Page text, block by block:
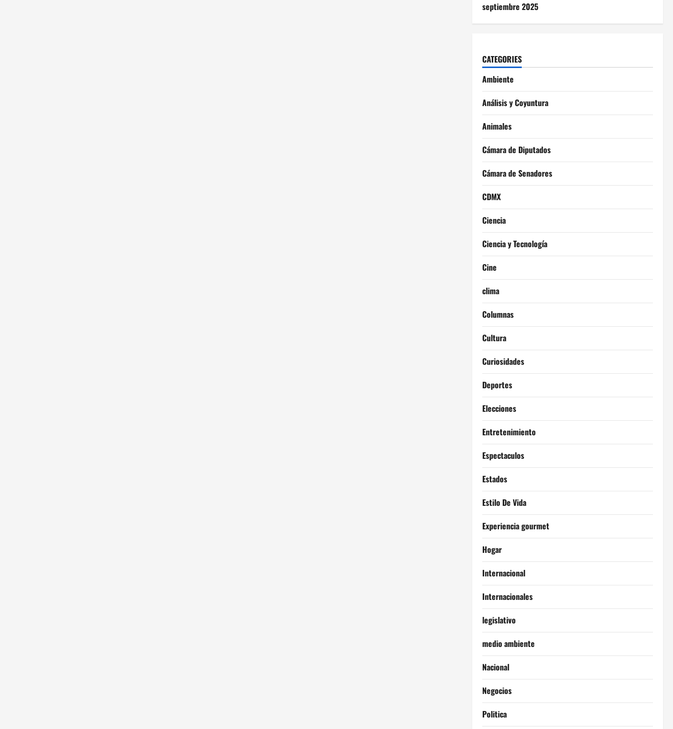
septiembre 2025
CATEGORIES
Ambiente
Análisis y Coyuntura
Animales
Cámara de Diputados
Cámara de Senadores
CDMX
Ciencia
Ciencia y Tecnología
Cine
clima
Columnas
Cultura
Curiosidades
Deportes
Elecciones
Entretenimiento
Espectaculos
Estados
Estilo De Vida
Experiencia gourmet
Hogar
Internacional
Internacionales
legislativo
medio ambiente
Nacional
Negocios
Politica